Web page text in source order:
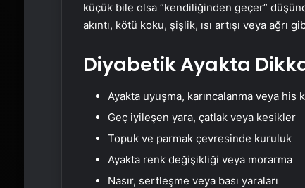
küçük bile olsa “kendiliğinden geçer”
akıntı, kötü koku, şişlik, ısı artışı veya
Diyabetik Ayakta
Ayakta uyuşma, karıncalanma veya his
Geç iyileşen yara, çatlak veya kesikler
Topuk ve parmak çevresinde kuruluk
Ayakta renk değişikliği veya morarma
Nasır, sertleşme veya bası yaraları